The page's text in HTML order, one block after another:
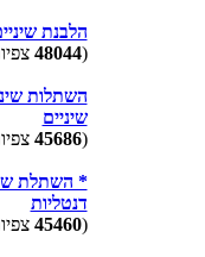
הלבנת
(
48044
השתלות
שיניים
(
45686
* השתלת
דנטליות
(
45460